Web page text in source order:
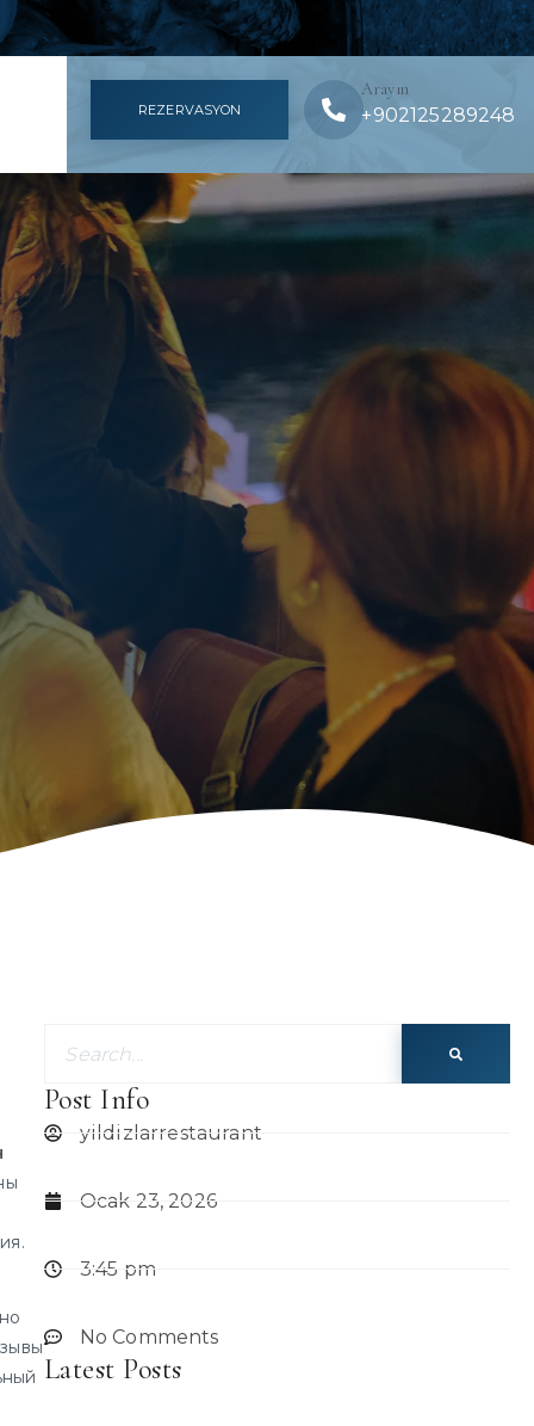
REZERVASYON
Arayın
+902125289248
Post Info
yildizlarrestaurant
Ocak 23, 2026
3:45 pm
No Comments
Latest Posts